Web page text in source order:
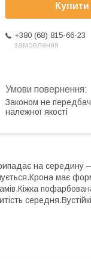
Купити
+380 (68) 815-66-23
замовлення
Законом не
належної якості
на середину
має